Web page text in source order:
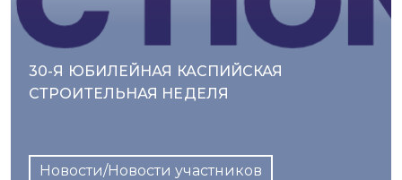
30-Я ЮБИЛЕЙНАЯ КАСПИЙСКАЯ
СТРОИТЕЛЬНАЯ НЕДЕЛЯ
Новости/Новости участников